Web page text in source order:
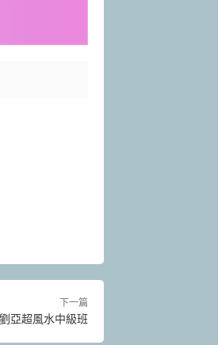
下一篇
劉亞超風水中級班